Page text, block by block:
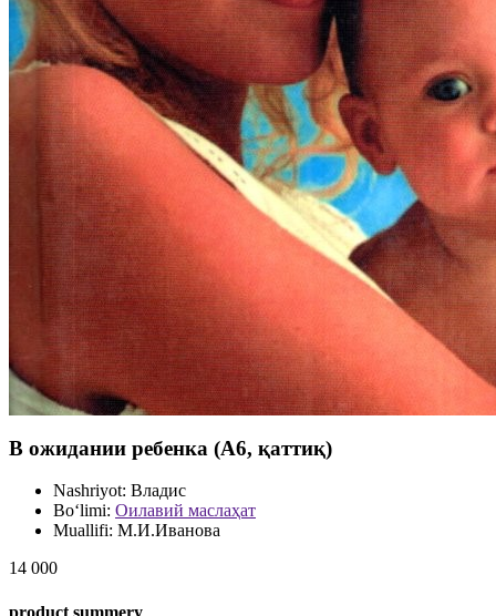
В ожидании ребенка (А6, қаттиқ)
Nashriyot: Владис
Bo‘limi: Оилавий маслаҳат
Muallifi: М.И.Иванова
14 000
product summery